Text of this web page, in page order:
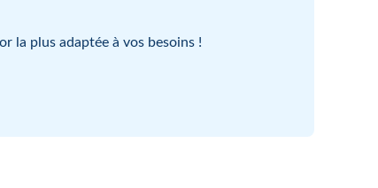
la plus adaptée à vos besoins !